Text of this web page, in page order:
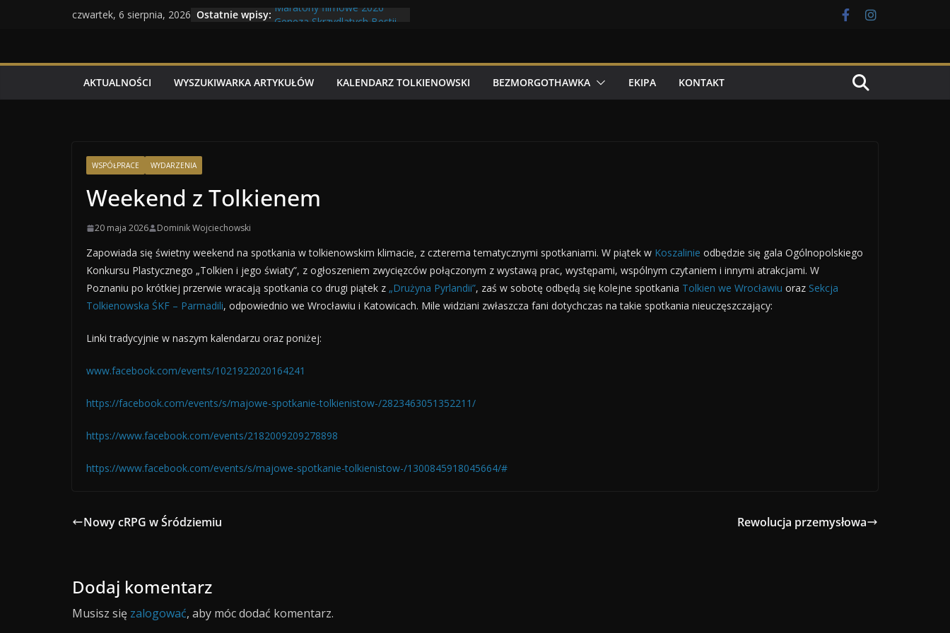
czwartek, 6 sierpnia, 2026 Ostatnie wpisy: Maratony filmowe 2026
Geneza Skrzydlatych Bestii
Dzień dobry Tolk Folku!
AKTUALNOŚCI
WYSZUKIWARKA ARTYKUŁÓW KALENDARZ TOLKIENOWSKI BEZMORGOTHAWKA EKIPA KONTAKT
WSPÓŁPRACE WYDARZENIA
Weekend z Tolkienem
20 maja 2026 Dominik Wojciechowski
Zapowiada się świetny weekend na spotkania w tolkienowskim klimacie, z czterema tematycznymi spotkaniami. W piątek w Koszalinie odbędzie się gala Ogólnopolskiego
Konkursu Plastycznego „Tolkien i jego światy”, z ogłoszeniem zwycięzców połączonym z wystawą prac, występami, wspólnym czytaniem i innymi atrakcjami. W
Poznaniu po krótkiej przerwie wracają spotkania co drugi piątek z „Drużyna Pyrlandii”, zaś w sobotę odbędą się kolejne spotkania Tolkien we Wrocławiu oraz Sekcja
Tolkienowska ŚKF – Parmadili, odpowiednio we Wrocławiu i Katowicach. Mile widziani zwłaszcza fani dotychczas na takie spotkania nieuczęszczający:
Linki tradycyjnie w naszym kalendarzu oraz poniżej:
www.facebook.com/events/1021922020164241
https://facebook.com/events/s/majowe-spotkanie-tolkienistow-/2823463051352211/
https://www.facebook.com/events/2182009209278898
https://www.facebook.com/events/s/majowe-spotkanie-tolkienistow-/1300845918045664/#
Nowy cRPG w Śródziemiu Rewolucja przemysłowa
Dodaj komentarz
Musisz się zalogować, aby móc dodać komentarz.